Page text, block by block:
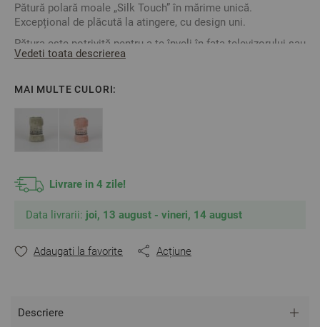
Pătură polară moale „Silk Touch” în mărime unică.
Excepțional de plăcută la atingere, cu design uni.
Pătura este potrivită pentru a te înveli în fața televizorului sau
în grădină, precum și pentru decorarea interiorului.
Dimensiuni: 130 x 170 cm
** Imaginea este cu titlu de prezentare și pot exista diferențe
de nuanțe și culori.
Vedeti toata descrierea
MAI MULTE CULORI:
Livrare in 4 zile!
Data livrarii: joi, 13 august - vineri, 14 august
Adaugati la favorite Acțiune
Descriere